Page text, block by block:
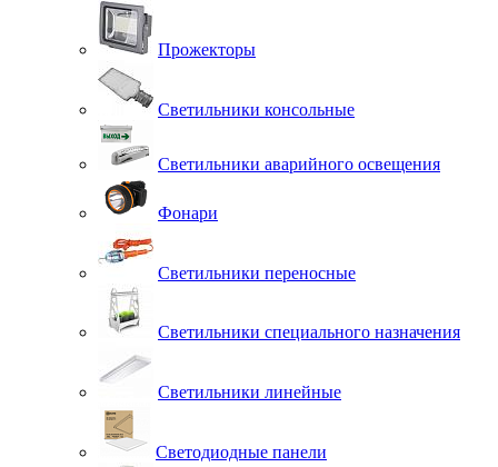
Прожекторы
Светильники консольные
Светильники аварийного освещения
Фонари
Светильники переносные
Светильники специального назначения
Светильники линейные
Светодиодные панели